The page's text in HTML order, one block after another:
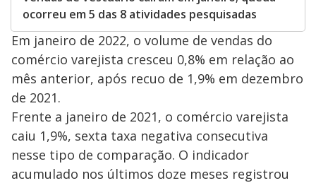
ocorreu em 5 das 8 atividades pesquisadas
Em janeiro de 2022, o volume de vendas do
comércio varejista cresceu 0,8% em relação ao
mês anterior, após recuo de 1,9% em dezembro
de 2021.
Frente a janeiro de 2021, o comércio varejista
caiu 1,9%, sexta taxa negativa consecutiva
nesse tipo de comparação. O indicador
acumulado nos últimos doze meses registrou